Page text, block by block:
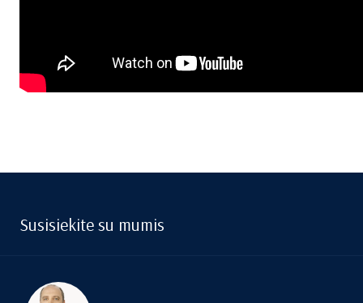
Susisiekite su mumis